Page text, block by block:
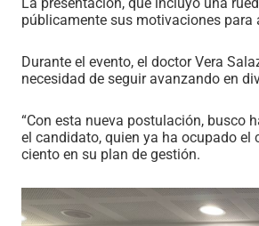
La presentación, que incluyó una
públicamente sus motivaciones para
Durante el evento, el doctor Vera
necesidad de seguir avanzando en
“Con esta nueva postulación, busco
el candidato, quien ya ha ocupado el
ciento en su plan de gestión.